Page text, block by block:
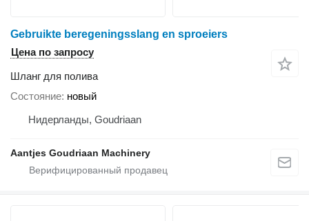
Gebruikte beregeningsslang en sproeiers
Цена по запросу
Шланг для полива
Состояние новый
Нидерланды, Goudriaan
Aantjes Goudriaan Machinery